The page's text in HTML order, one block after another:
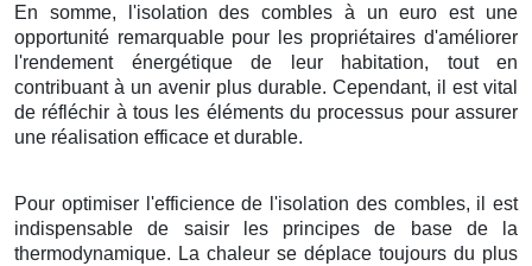
En somme, l'isolation des combles à un euro est une
opportunité remarquable pour les propriétaires d'améliorer
l'rendement énergétique de leur habitation, tout en
contribuant à un avenir plus durable. Cependant, il est vital
de réfléchir à tous les éléments du processus pour assurer
une réalisation efficace et durable.
Pour optimiser l'efficience de l'isolation des combles, il est
indispensable de saisir les principes de base de la
thermodynamique. La chaleur se déplace toujours du plus